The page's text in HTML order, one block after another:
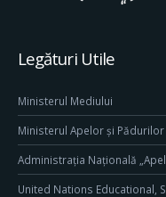
Legături Utile
Ministerul Mediului
Ministerul Apelor și Pădurilor
Administrația Națională
United Nations Educational,